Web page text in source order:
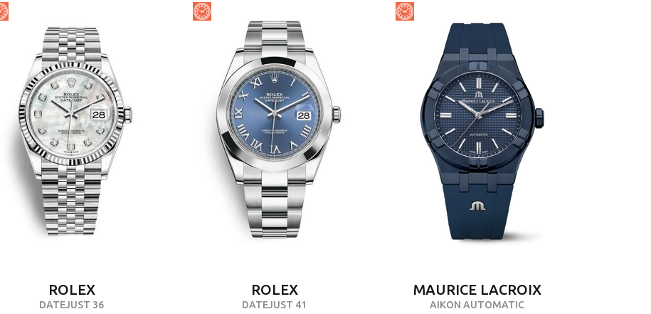
ROLEX
DATEJUST 36
ROLEX
DATEJUST 41
MAURICE LACROIX
AIKON AUTOMATIC